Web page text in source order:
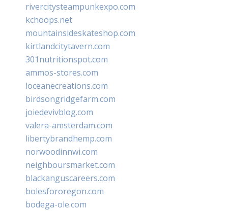
rivercitysteampunkexpo.com
kchoops.net
mountainsideskateshop.com
kirtlandcitytavern.com
301nutritionspot.com
ammos-stores.com
loceanecreations.com
birdsongridgefarm.com
joiedevivblog.com
valera-amsterdam.com
libertybrandhemp.com
norwoodinnwi.com
neighboursmarket.com
blackanguscareers.com
bolesfororegon.com
bodega-ole.com